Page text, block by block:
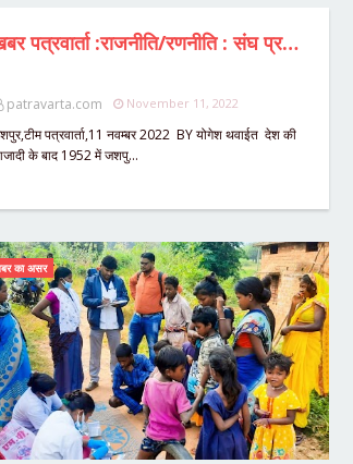
खबर पत्रवार्ता :राजनीति/रणनीति : संघ प्रमुख मोहन भागवत का जशपुर आगमन "रक्त तिलक से राजतिलक तक,"जूदेव यूँ ही दिलों में राज नहीं करते" तब RSS के नेतृत्व में तीनों सीटें BJP को मिली थीं,पहली बार हुई थी जूदेव की पदयात्रा,जूदेव के मूर्ति अनावरण से ऑपरेशन हिंदुत्व का शंखनाद,मोहन भागवत का दौरा,किसे मिलेगा बल...? कौन होगा प्रबल....? जानें समझें पूरी STORY सिर्फ पत्रवार्ता पर।
patravarta.com November 11, 2022
पत्रवार्ता,11 नवम्बर 2022 BY योगेश थवाईत देश की
के बाद 1952 में जशपु…
का असर